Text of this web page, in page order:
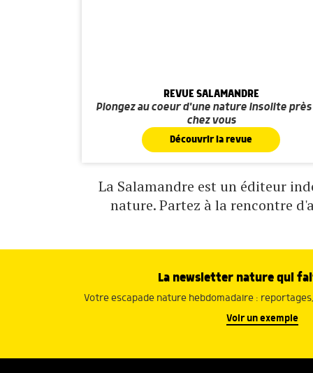
REVUE SALAMANDRE
Plongez au coeur d'une nature insolite
chez vous
Découvrir la revue
La Salamandre est un éditeur
nature. Partez à la rencontre
La newsletter nature qui
Votre escapade nature hebdomadaire :
Voir un exemple